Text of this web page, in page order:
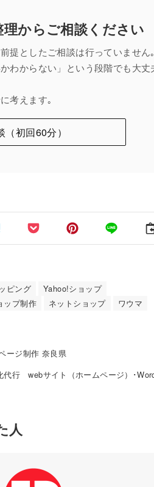
からご相談ください
提としたご相談は行っていません
わからない」という段階でも大丈
考えます｡
（初回60分）
ピング
Yahoo!ショップ
ップ制作 ネットショップ
ワウマ
ージ制作 奈良県
代行 webサイト（ホームページ）･
人